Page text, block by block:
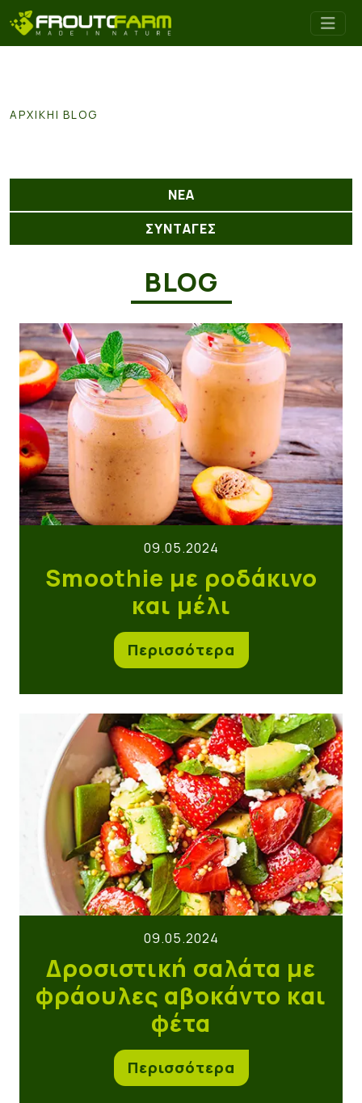
ΑΡΧΙΚΉ BLOG
ΝΕΑ
ΣΥΝΤΑΓΕΣ
BLOG
Smoothie με ροδάκινο και μέλι
09.05.2024
Smoothie με ροδάκινο
και μέλι
Περισσότερα
Δροσιστική σαλάτα με φράουλες αβοκάντο και
09.05.2024
Δροσιστική σαλάτα με
φράουλες αβοκάντο και
φέτα
Περισσότερα